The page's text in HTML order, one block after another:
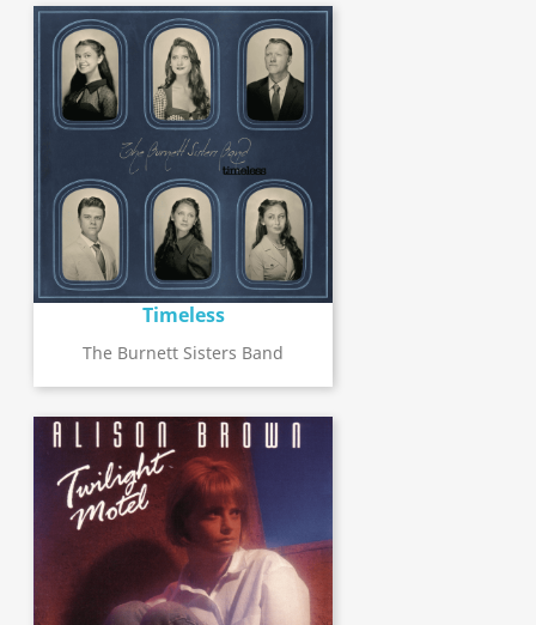
Timeless
The Burnett Sisters Band